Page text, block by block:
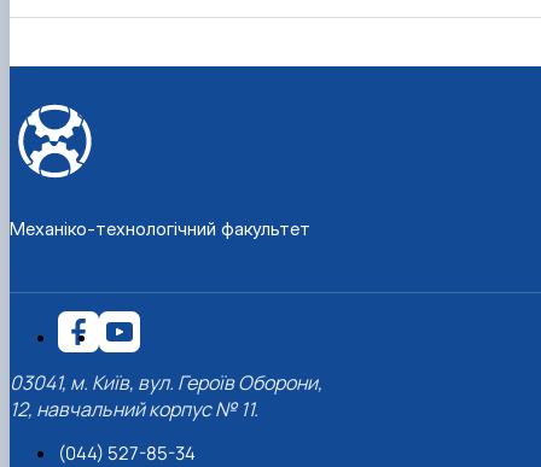
Механіко-технологічний факультет
03041, м. Київ, вул. Героїв Оборони,
12, навчальний корпус № 11.
(044) 527-85-34